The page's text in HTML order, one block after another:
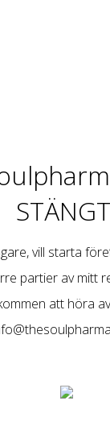
vill starta
partier av mitt
att höra